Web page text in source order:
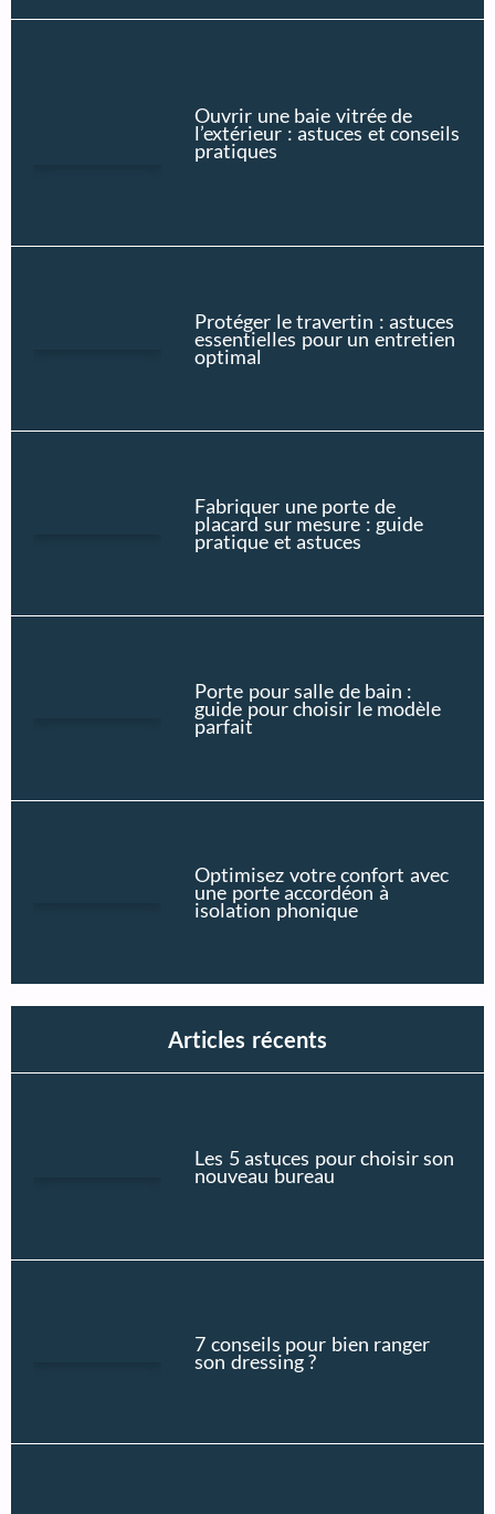
Ouvrir une baie vitrée de
l’extérieur : astuces et conseils
pratiques
Protéger le travertin : astuces
essentielles pour un entretien
optimal
Fabriquer une porte de
placard sur mesure : guide
pratique et astuces
Porte pour salle de bain :
guide pour choisir le modèle
parfait
Optimisez votre confort avec
une porte accordéon à
isolation phonique
Articles récents
Les 5 astuces pour choisir son
nouveau bureau
7 conseils pour bien ranger
son dressing ?